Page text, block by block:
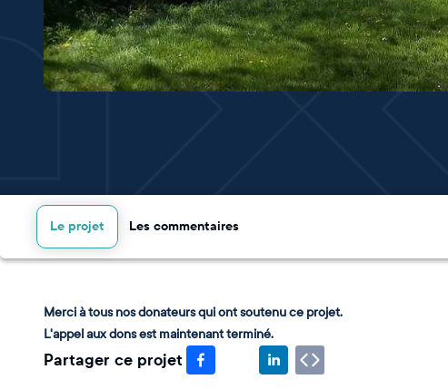
Le projet Les commentaires
Merci à tous nos donateurs qui ont soutenu ce projet.
L'appel aux dons est maintenant terminé.
Partager ce projet